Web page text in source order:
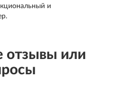
и
отзывы или